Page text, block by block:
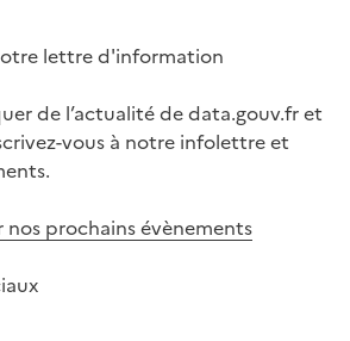
lettre d'information
de l’actualité de data.gouv.fr et
vous à notre infolettre et
nos prochains évènements